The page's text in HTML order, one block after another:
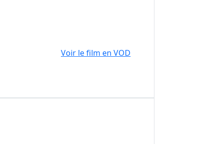
Voir le film en VOD